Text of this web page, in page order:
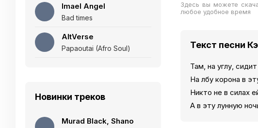
Imael Angel
Bad times
AltVerse
Papaoutai (Afro Soul)
Новинки треков
Murad Black, Shano
Здесь вы можете
любое удобное время
Текст песни
Там, на углу,
На лбу корона в
Никто не в силах
А в эту лунную